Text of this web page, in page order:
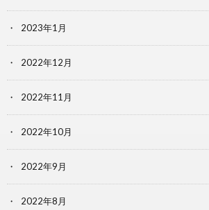
2023年1月
2022年12月
2022年11月
2022年10月
2022年9月
2022年8月